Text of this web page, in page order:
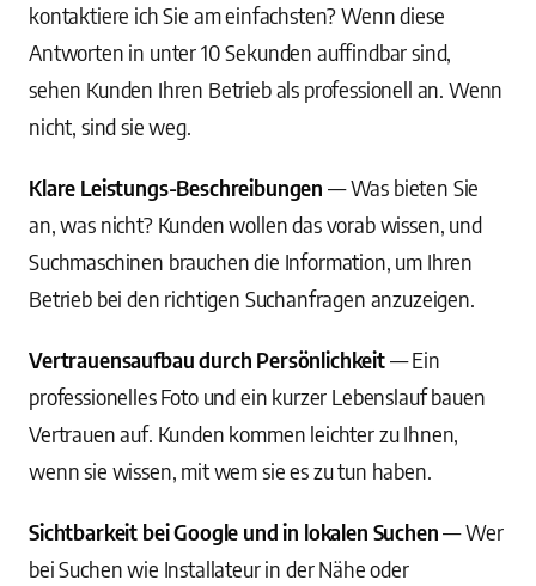
kontaktiere ich Sie am einfachsten? Wenn diese
Antworten in unter 10 Sekunden auffindbar sind,
sehen Kunden Ihren Betrieb als professionell an. Wenn
nicht, sind sie weg.
Klare Leistungs-Beschreibungen — Was bieten Sie
an, was nicht? Kunden wollen das vorab wissen, und
Suchmaschinen brauchen die Information, um Ihren
Betrieb bei den richtigen Suchanfragen anzuzeigen.
Vertrauensaufbau durch Persönlichkeit— Ein
professionelles Foto und ein kurzer Lebenslauf bauen
Vertrauen auf. Kunden kommen leichter zu Ihnen,
wenn sie wissen, mit wem sie es zu tun haben.
Sichtbarkeit bei Google und in lokalen Suchen— Wer
bei Suchen wie Installateur in der Nähe oder